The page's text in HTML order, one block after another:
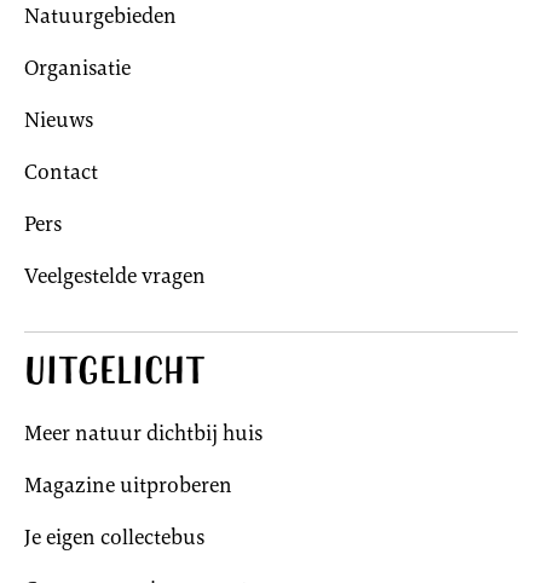
Natuurgebieden
Organisatie
Nieuws
Contact
Pers
Veelgestelde vragen
Uitgelicht
Meer natuur dichtbij huis
Magazine uitproberen
Je eigen collectebus